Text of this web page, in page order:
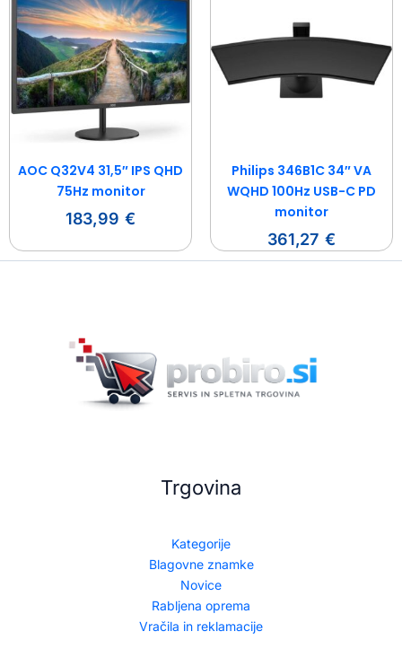
AOC Q32V4 31,5″ IPS QHD
75Hz monitor
183,99 €
Philips 346B1C 34″ VA
WQHD 100Hz USB-C PD
monitor
361,27 €
Trgovina
Kategorije
Blagovne znamke
Novice
Rabljena oprema
Vračila in reklamacije